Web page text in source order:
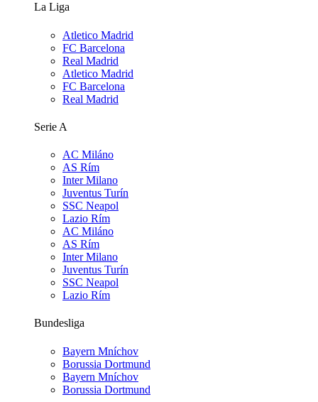
La Liga
Atletico Madrid
FC Barcelona
Real Madrid
Atletico Madrid
FC Barcelona
Real Madrid
Serie A
AC Miláno
AS Rím
Inter Milano
Juventus Turín
SSC Neapol
Lazio Rím
AC Miláno
AS Rím
Inter Milano
Juventus Turín
SSC Neapol
Lazio Rím
Bundesliga
Bayern Mníchov
Borussia Dortmund
Bayern Mníchov
Borussia Dortmund